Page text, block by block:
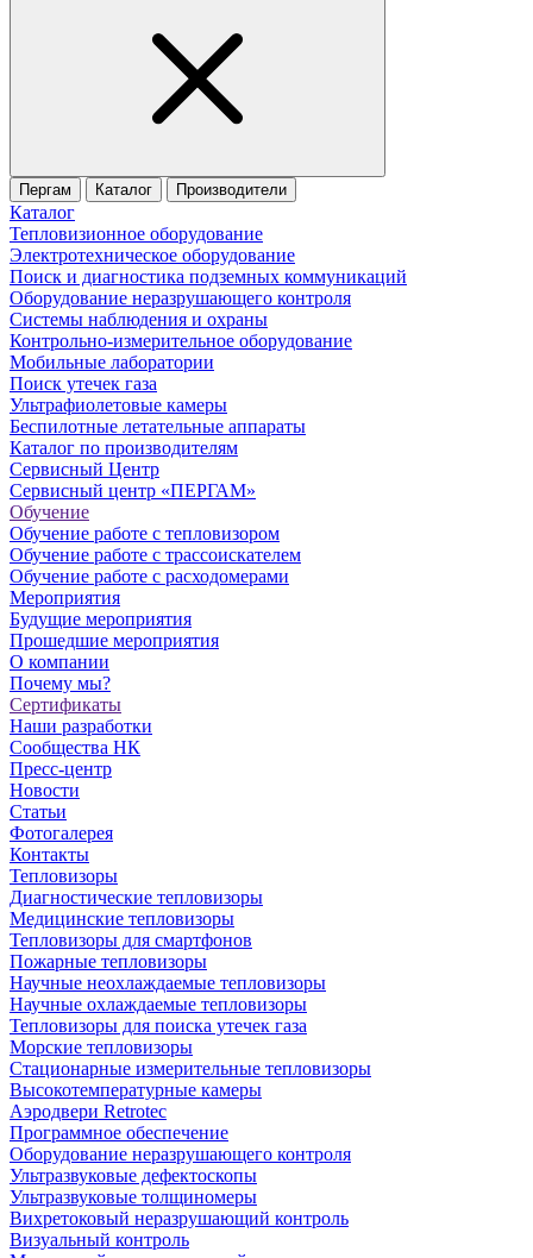
Пергам Каталог Производители
Каталог
Тепловизионное оборудование
Электротехническое оборудование
Поиск и диагностика подземных коммуникаций
Оборудование неразрушающего контроля
Системы наблюдения и охраны
Контрольно-измерительное оборудование
Мобильные лаборатории
Поиск утечек газа
Ультрафиолетовые камеры
Беспилотные летательные аппараты
Каталог по производителям
Сервисный Центр
Сервисный центр «ПЕРГАМ»
Обучение
Обучение работе с тепловизором
Обучение работе с трассоискателем
Обучение работе с расходомерами
Мероприятия
Будущие мероприятия
Прошедшие мероприятия
О компании
Почему мы?
Сертификаты
Наши разработки
Сообщества НК
Пресс-центр
Новости
Статьи
Фотогалерея
Контакты
Тепловизоры
Диагностические тепловизоры
Медицинские тепловизоры
Тепловизоры для смартфонов
Пожарные тепловизоры
Научные неохлаждаемые тепловизоры
Научные охлаждаемые тепловизоры
Тепловизоры для поиска утечек газа
Морские тепловизоры
Стационарные измерительные тепловизоры
Высокотемпературные камеры
Аэродвери Retrotec
Программное обеспечение
Оборудование неразрушающего контроля
Ультразвуковые дефектоскопы
Ультразвуковые толщиномеры
Вихретоковый неразрушающий контроль
Визуальный контроль